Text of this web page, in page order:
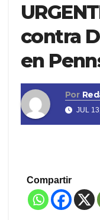
contra
en
Por
JUL
Compartir